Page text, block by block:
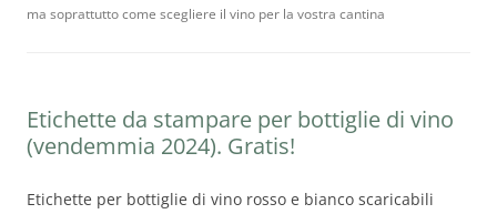
ma soprattutto come scegliere il vino per la vostra cantina
Etichette da stampare per bottiglie di vino
(vendemmia 2024). Gratis!
Etichette per bottiglie di vino rosso e bianco scaricabili